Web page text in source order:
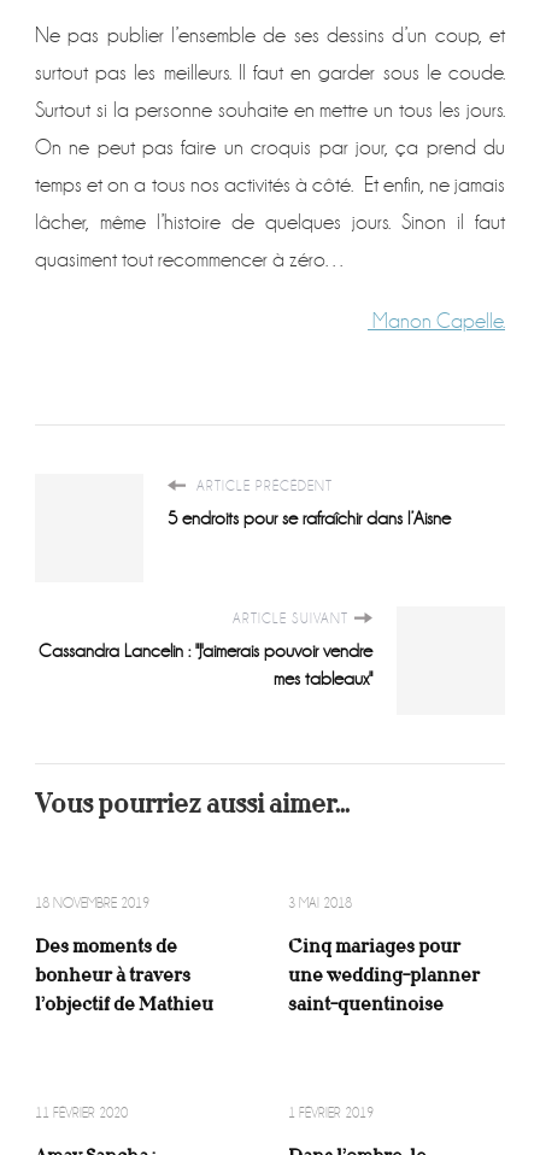
Ne pas publier l’ensemble de ses dessins d’un coup, et
surtout pas les meilleurs. Il faut en garder sous le coude.
Surtout si la personne souhaite en mettre un tous les jours.
On ne peut pas faire un croquis par jour, ça prend du
temps et on a tous nos activités à côté. Et enfin, ne jamais
lâcher, même l’histoire de quelques jours. Sinon il faut
quasiment tout recommencer à zéro…
Manon Capelle.
ARTICLE PRÉCÉDENT
5 endroits pour se rafraîchir dans l’Aisne
ARTICLE SUIVANT
Cassandra Lancelin : "J'aimerais pouvoir vendre
mes tableaux"
Vous pourriez aussi aimer...
18 NOVEMBRE 2019
Des moments de
bonheur à travers
l’objectif de Mathieu
3 MAI 2018
Cinq mariages pour
une wedding-planner
saint-quentinoise
11 FÉVRIER 2020 1 FÉVRIER 2019